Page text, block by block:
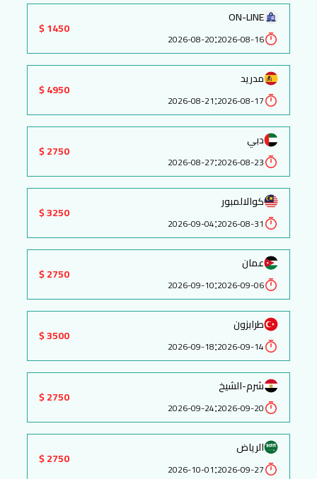
ON-LINE
2026-08-16
:
2026-08-20
1450 $
مدريد
2026-08-17
:
2026-08-21
4950 $
دبي
2026-08-23
:
2026-08-27
2750 $
كوالالمبور
2026-08-31
:
2026-09-04
3250 $
عمان
2026-09-06
:
2026-09-10
2750 $
طرابزون
2026-09-14
:
2026-09-18
3500 $
شرم-الشيخ
2026-09-20
:
2026-09-24
2750 $
الرياض
2026-09-27
:
2026-10-01
2750 $